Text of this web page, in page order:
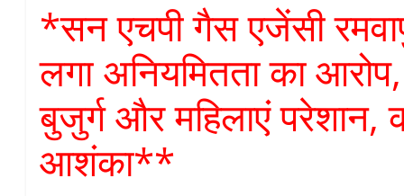
*सन एचपी गैस एजेंसी
लगा अनियमितता का आरोप,
बुजुर्ग और महिलाएं परेशान,
आशंका**